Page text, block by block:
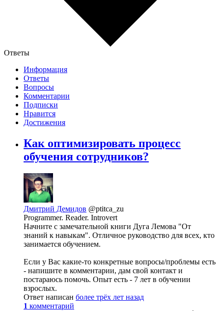
Ответы
Информация
Ответы
Вопросы
Комментарии
Подписки
Нравится
Достижения
Как оптимизировать процесс
обучения сотрудников?
Дмитрий Демидов @ptitca_zu
Programmer. Reader. Introvert
Начните с замечательной книги Дуга Лемова "От
знаний к навыкам". Отличное руководство для всех, кто
занимается обучением.
Если у Вас какие-то конкретные вопросы/проблемы есть
- напишите в комментарии, дам свой контакт и
постараюсь помочь. Опыт есть - 7 лет в обучении
взрослых.
Ответ написан более трёх лет назад
1 комментарий